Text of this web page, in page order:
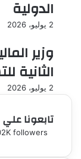
الدولية
2 يوليو، 2026
وزير
الثانية
2 يوليو، 2026
تابعونا علي
followers